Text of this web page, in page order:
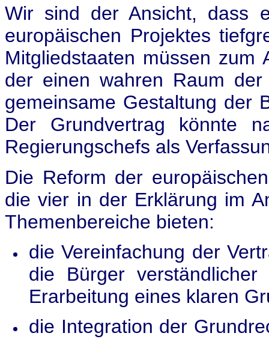
Wir sind der Ansicht, dass
europäischen Projektes
Mitgliedstaaten müssen zum
der einen wahren Raum
gemeinsame Gestaltung der
Der Grundvertrag könnte
Regierungschefs als
Die Reform der
die vier in der Erklärung im
Themenbereiche bieten:
die Vereinfachung der
die Bürger
Erarbeitung eines klaren
die Integration der